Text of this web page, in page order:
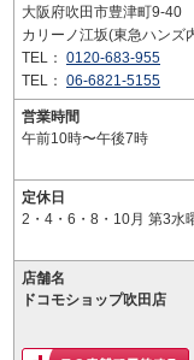
大阪府吹田市豊津町9-40
カリーノ江坂(東急ハンズ
TEL： 0120-683-955
TEL： 06-6821-5155
営業時間
午前10時〜午後7時
定休日
2・4・6・8・10月 第3水
店舗名
ドコモショップ吹田店